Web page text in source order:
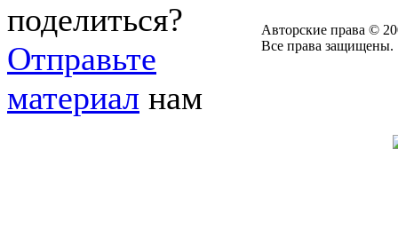
поделиться?
Отправьте
материал нам
Авторские права ©
Все права защищены.